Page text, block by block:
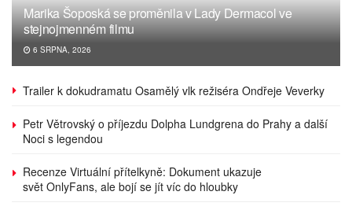
Marika Šoposká se proměnila v Lady Dermacol ve
stejnojmenném filmu
6 SRPNA, 2026
Trailer k dokudramatu Osamělý vlk režiséra Ondřeje Veverky
Petr Větrovský o příjezdu Dolpha Lundgrena do Prahy a další
Noci s legendou
Recenze Virtuální přítelkyně: Dokument ukazuje
svět OnlyFans, ale bojí se jít víc do hloubky